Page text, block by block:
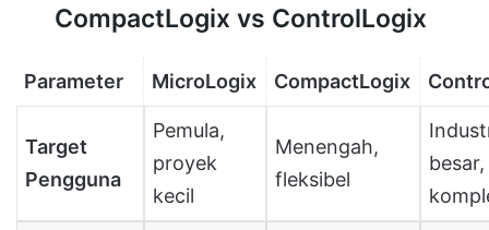
CompactLogix vs ControlLogix
Parameter MicroLogix CompactLogix
Target
Pengguna
Pemula,
proyek
kecil
Menengah,
fleksibel
besar,